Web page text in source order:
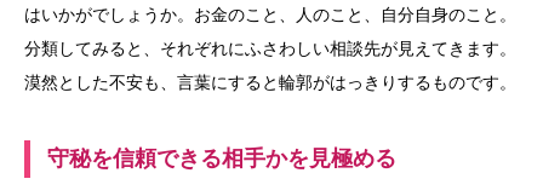
はいかがでしょうか。お金のこと、人のこと、自分自身のこと。
分類してみると、それぞれにふさわしい相談先が見えてきます。
漠然とした不安も、言葉にすると輪郭がはっきりするものです。
守秘を信頼できる相手かを見極める